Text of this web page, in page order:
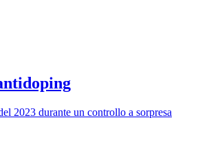
2023 durante un controllo a sorpresa